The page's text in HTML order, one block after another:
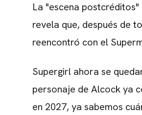
La "escena postcréditos"
revela que, después de
reencontró con el
Supergirl ahora se
personaje de Alcock ya
en 2027, ya sabemos